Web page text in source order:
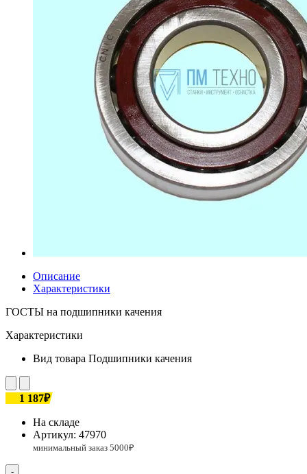
Описание
Характеристики
ГОСТЫ на подшипники качения
Характеристики
Вид товара Подшипники качения
1 187₽
На складе
Артикул: 47970
-